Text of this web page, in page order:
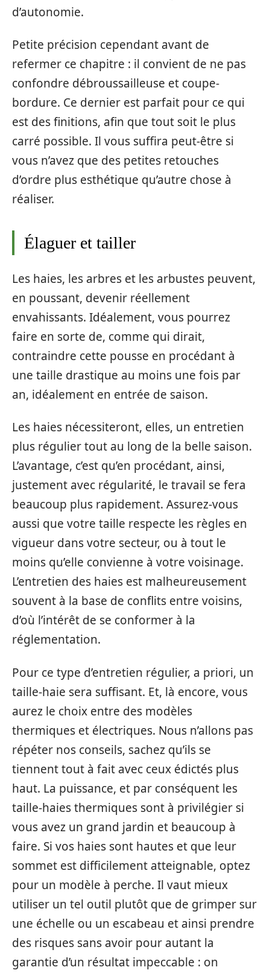
d’autonomie.
Petite précision cependant avant de
refermer ce chapitre : il convient de ne pas
confondre débroussailleuse et coupe-
bordure. Ce dernier est parfait pour ce qui
est des finitions, afin que tout soit le plus
carré possible. Il vous suffira peut-être si
vous n’avez que des petites retouches
d’ordre plus esthétique qu’autre chose à
réaliser.
Élaguer et tailler
Les haies, les arbres et les arbustes peuvent,
en poussant, devenir réellement
envahissants. Idéalement, vous pourrez
faire en sorte de, comme qui dirait,
contraindre cette pousse en procédant à
une taille drastique au moins une fois par
an, idéalement en entrée de saison.
Les haies nécessiteront, elles, un entretien
plus régulier tout au long de la belle saison.
L’avantage, c’est qu’en procédant, ainsi,
justement avec régularité, le travail se fera
beaucoup plus rapidement. Assurez-vous
aussi que votre taille respecte les règles en
vigueur dans votre secteur, ou à tout le
moins qu’elle convienne à votre voisinage.
L’entretien des haies est malheureusement
souvent à la base de conflits entre voisins,
d’où l’intérêt de se conformer à la
réglementation.
Pour ce type d’entretien régulier, a priori, un
taille-haie sera suffisant. Et, là encore, vous
aurez le choix entre des modèles
thermiques et électriques. Nous n’allons pas
répéter nos conseils, sachez qu’ils se
tiennent tout à fait avec ceux édictés plus
haut. La puissance, et par conséquent les
taille-haies thermiques sont à privilégier si
vous avez un grand jardin et beaucoup à
faire. Si vos haies sont hautes et que leur
sommet est difficilement atteignable, optez
pour un modèle à perche. Il vaut mieux
utiliser un tel outil plutôt que de grimper sur
une échelle ou un escabeau et ainsi prendre
des risques sans avoir pour autant la
garantie d’un résultat impeccable : on